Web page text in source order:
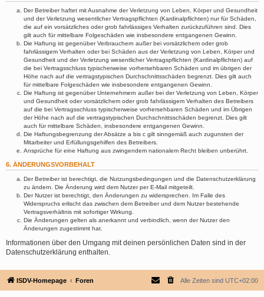
Der Betreiber haftet mit Ausnahme der Verletzung von Leben, Körper und Gesundheit
und der Verletzung wesentlicher Vertragspflichten (Kardinalpflichten) nur für Schäden,
die auf ein vorsätzliches oder grob fahrlässiges Verhalten zurückzuführen sind. Dies
gilt auch für mittelbare Folgeschäden wie insbesondere entgangenen Gewinn.
Die Haftung ist gegenüber Verbrauchern außer bei vorsätzlichem oder grob
fahrlässigem Verhalten oder bei Schäden aus der Verletzung von Leben, Körper und
Gesundheit und der Verletzung wesentlicher Vertragspflichten (Kardinalpflichten) auf
die bei Vertragsschluss typischerweise vorhersehbaren Schäden und im übrigen der
Höhe nach auf die vertragstypischen Durchschnittsschäden begrenzt. Dies gilt auch
für mittelbare Folgeschäden wie insbesondere entgangenen Gewinn.
Die Haftung ist gegenüber Unternehmern außer bei der Verletzung von Leben, Körper
und Gesundheit oder vorsätzlichem oder grob fahrlässigem Verhalten des Betreibers
auf die bei Vertragsschluss typischerweise vorhersehbaren Schäden und im Übrigen
der Höhe nach auf die vertragstypischen Durchschnittsschäden begrenzt. Dies gilt
auch für mittelbare Schäden, insbesondere entgangenen Gewinn.
Die Haftungsbegrenzung der Absätze a bis c gilt sinngemäß auch zugunsten der
Mitarbeiter und Erfüllungsgehilfen des Betreibers.
Ansprüche für eine Haftung aus zwingendem nationalem Recht bleiben unberührt.
6. ÄNDERUNGSVORBEHALT
Der Betreiber ist berechtigt, die Nutzungsbedingungen und die Datenschutzerklärung
zu ändern. Die Änderung wird dem Nutzer per E-Mail mitgeteilt.
Der Nutzer ist berechtigt, den Änderungen zu widersprechen. Im Falle des
Widerspruchs erlischt das zwischen dem Betreiber und dem Nutzer bestehende
Vertragsverhältnis mit sofortiger Wirkung.
Die Änderungen gelten als anerkannt und verbindlich, wenn der Nutzer den
Änderungen zugestimmt hat.
Informationen über den Umgang mit deinen persönlichen Daten sind in der
Datenschutzerklärung enthalten.
ISDV-Homepage Foren Alle Zeiten sind UTC+02:00